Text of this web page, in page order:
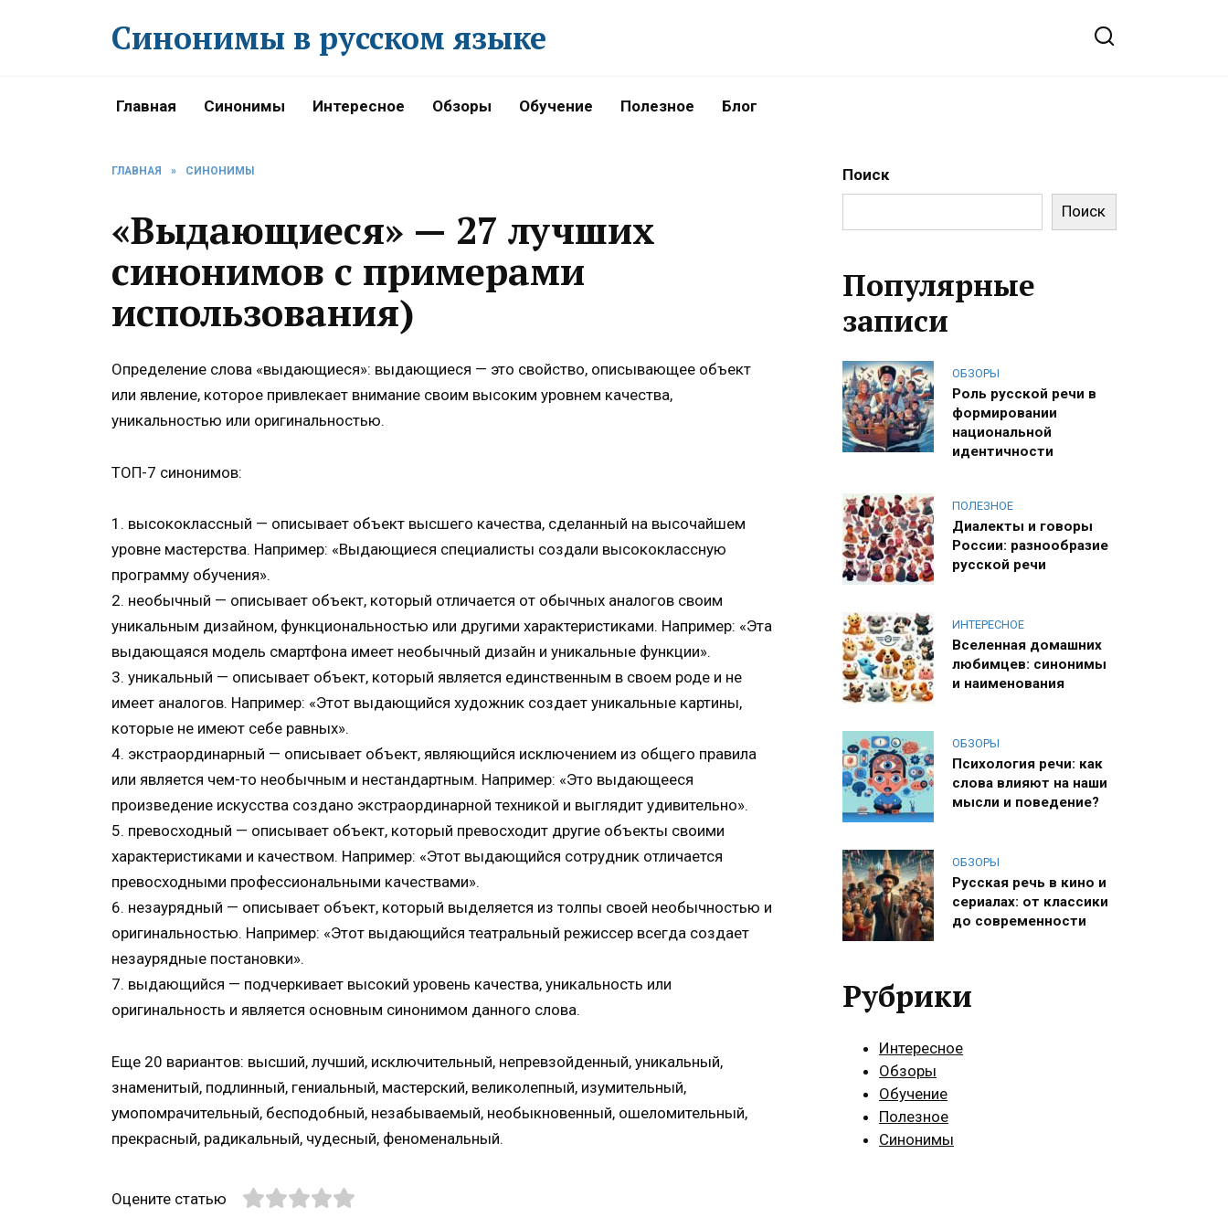
Синонимы в русском языке
Главная Синонимы Интересное Обзоры Обучение Полезное Блог
ГЛАВНАЯ » СИНОНИМЫ
«Выдающиеся» — 27 лучших
синонимов с примерами
использования)
Определение слова «выдающиеся»: выдающиеся — это свойство, описывающее объект
или явление, которое привлекает внимание своим высоким уровнем качества,
уникальностью или оригинальностью.
ТОП-7 синонимов:
1. высококлассный — описывает объект высшего качества, сделанный на высочайшем
уровне мастерства. Например: «Выдающиеся специалисты создали высококлассную
программу обучения».
2. необычный — описывает объект, который отличается от обычных аналогов своим
уникальным дизайном, функциональностью или другими характеристиками. Например: «Эта
выдающаяся модель смартфона имеет необычный дизайн и уникальные функции».
3. уникальный — описывает объект, который является единственным в своем роде и не
имеет аналогов. Например: «Этот выдающийся художник создает уникальные картины,
которые не имеют себе равных».
4. экстраординарный — описывает объект, являющийся исключением из общего правила
или является чем-то необычным и нестандартным. Например: «Это выдающееся
произведение искусства создано экстраординарной техникой и выглядит удивительно».
5. превосходный — описывает объект, который превосходит другие объекты своими
характеристиками и качеством. Например: «Этот выдающийся сотрудник отличается
превосходными профессиональными качествами».
6. незаурядный — описывает объект, который выделяется из толпы своей необычностью и
оригинальностью. Например: «Этот выдающийся театральный режиссер всегда создает
незаурядные постановки».
7. выдающийся — подчеркивает высокий уровень качества, уникальность или
оригинальность и является основным синонимом данного слова.
Еще 20 вариантов: высший, лучший, исключительный, непревзойденный, уникальный,
знаменитый, подлинный, гениальный, мастерский, великолепный, изумительный,
умопомрачительный, бесподобный, незабываемый, необыкновенный, ошеломительный,
прекрасный, радикальный, чудесный, феноменальный.
Оцените статью
Поиск
Поиск
Популярные
записи
ОБЗОРЫ
Роль русской речи в
формировании
национальной
идентичности
ПОЛЕЗНОЕ
Диалекты и говоры
России: разнообразие
русской речи
ИНТЕРЕСНОЕ
Вселенная домашних
любимцев: синонимы
и наименования
ОБЗОРЫ
Психология речи: как
слова влияют на наши
мысли и поведение?
ОБЗОРЫ
Русская речь в кино и
сериалах: от классики
до современности
Рубрики
Интересное
Обзоры
Обучение
Полезное
Синонимы